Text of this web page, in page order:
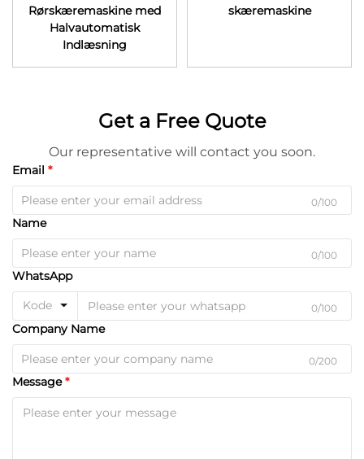
Rørskæremaskine med
Halvautomatisk
Indlæsning
skæremaskine
Get a Free Quote
Our representative will contact you soon.
Email
0/100
Name
0/100
WhatsApp
Kode 0/100
Company Name
0/200
Message